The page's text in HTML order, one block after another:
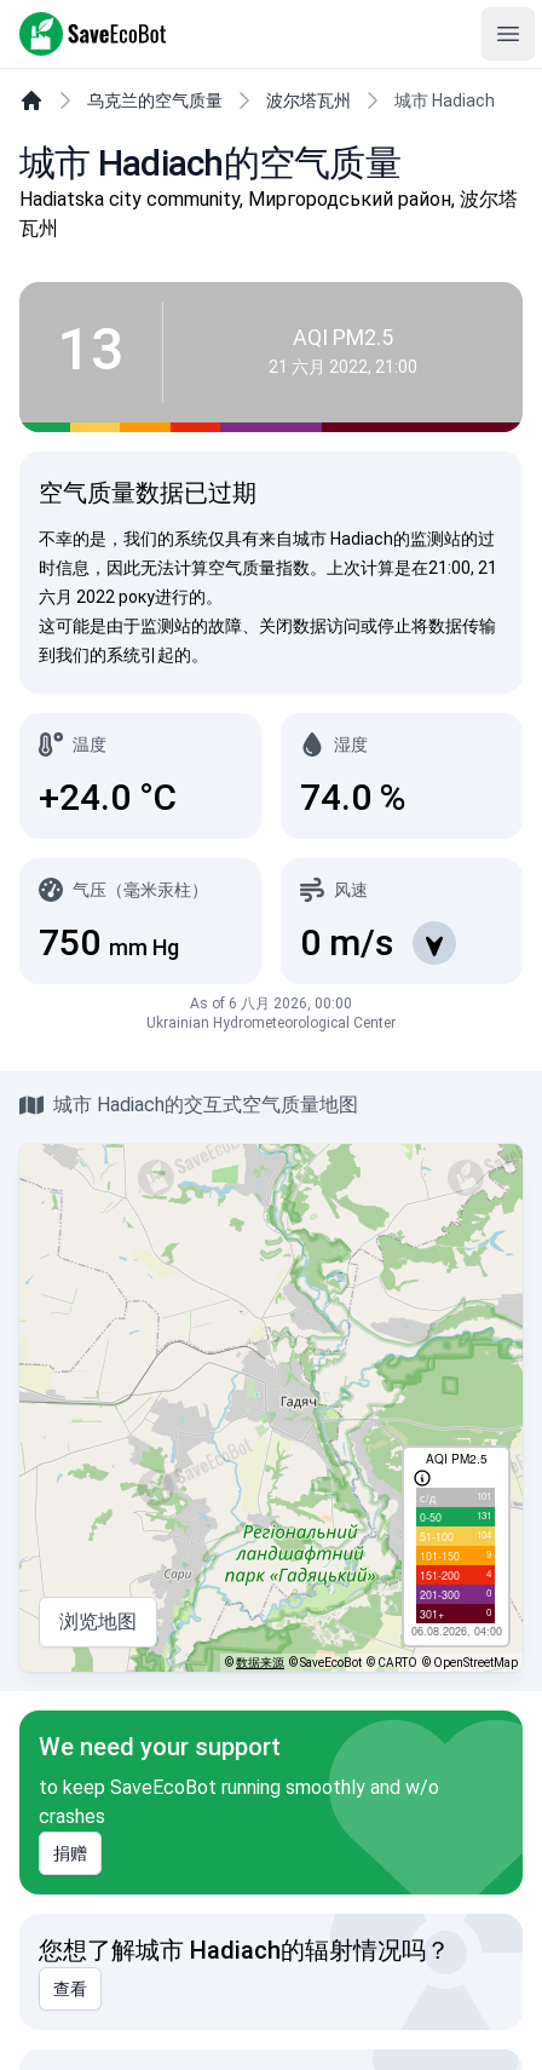
SaveEcoBot
乌克兰的空气质量 波尔塔瓦州 城市 Hadiach
城市 Hadiach的空气质量
Hadiatska city community, Миргородський район, 波尔塔
瓦州
13 AQI PM2.5
21 六月 2022, 21:00
空气质量数据已过期
不幸的是，我们的系统仅具有来自城市 Hadiach的监测站的过
时信息，因此无法计算空气质量指数。上次计算是在21:00, 21
六月 2022 року进行的。
这可能是由于监测站的故障、关闭数据访问或停止将数据传输
到我们的系统引起的。
温度
+24.0 °C
湿度
74.0 %
气压（毫米汞柱）
750 mm Hg
风速
0 m/s
As of 6 八月 2026, 00:00
Ukrainian Hydrometeorological Center
城市 Hadiach的交互式空气质量地图
AQI PM2.5
с/д 101
0-50 131
51-100 104
101-150 9
151-200 4
201-300 0
301+ 0
06.08.2026, 04:00
浏览地图
©数据来源 © SaveEcoBot © CARTO © OpenStreetMap
We need your support
to keep SaveEcoBot running smoothly and w/o
crashes
捐赠
您想了解城市 Hadiach的辐射情况吗？
查看